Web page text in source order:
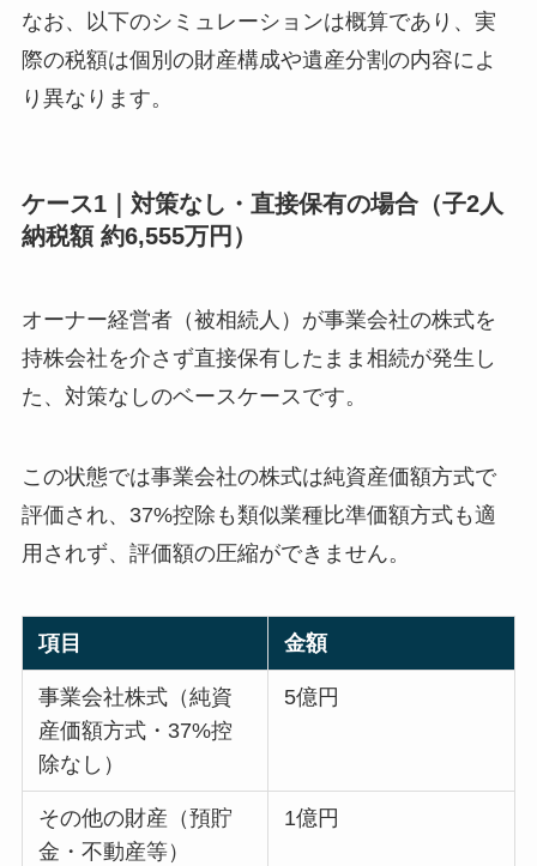
なお、以下のシミュレーションは概算であり、実
際の税額は個別の財産構成や遺産分割の内容によ
り異なります。
ケース1｜対策なし・直接保有の場合（子2人
納税額 約6,555万円）
オーナー経営者（被相続人）が事業会社の株式を
持株会社を介さず直接保有したまま相続が発生し
た、対策なしのベースケースです。
この状態では事業会社の株式は純資産価額方式で
評価され、37%控除も類似業種比準価額方式も適
用されず、評価額の圧縮ができません。
項目 金額
事業会社株式（純資
産価額方式・37%控
除なし）
5億円
その他の財産（預貯
金・不動産等）
1億円